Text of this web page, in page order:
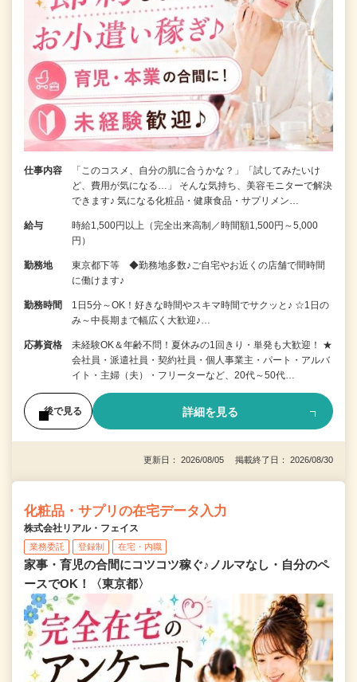
仕事内容
「このコスメ、自分の肌に合うかな？」「試してみたいけ
ど、費用が気になる…」 そんな気持ち、美容モニターで解決
できます♪ 気になる化粧品・健康食品・サプリメン…
給与
時給1,500円以上（完全出来高制／時間額1,500円～5,000
円）
勤務地
東京都下等 ◆勤務地多数♪ご自宅やお近くの店舗で間時間
に働けます♪
勤務時間
1日5分～OK！好きな時間やスキマ時間でサクッと♪ ☆1日の
み～中長期まで幅広く大歓迎♪…
応募資格
未経験OK＆年齢不問！夏休みの1回きり・単発も大歓迎！ ★
会社員・派遣社員・契約社員・個人事業主・パート・アルバ
イト・主婦（夫）・フリーターなど、20代～50代…
後で見る 詳細を見る
更新日： 2026/08/05 掲載終了日： 2026/08/30
化粧品・サプリの在宅データ入力
株式会社リアル・フェイス
業務委託 登録制 在宅・内職
家事・育児の合間にコツコツ稼ぐ♪ノルマなし・自分のペ
ースでOK！〈東京都〉